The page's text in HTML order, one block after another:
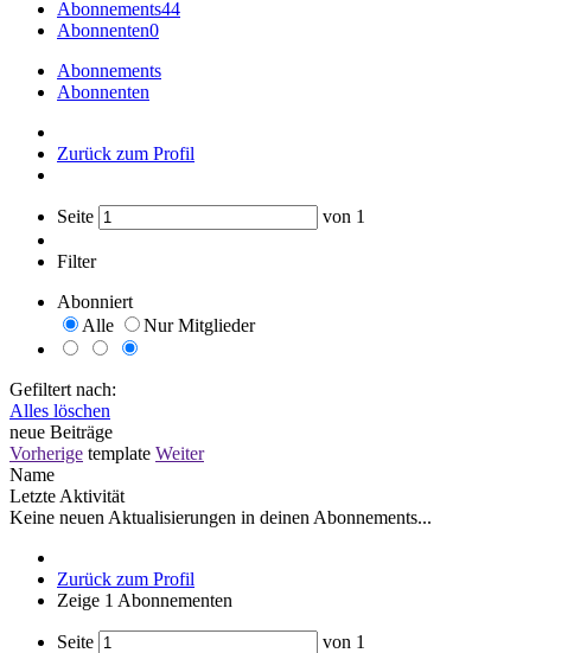
Abonnements44
Abonnenten0
Abonnements
Abonnenten
Zurück zum Profil
Seite von 1
Filter
Abonniert
Alle
Nur Mitglieder
Gefiltert nach:
Alles löschen
neue Beiträge
Vorherige template Weiter
Name
Letzte Aktivität
Keine neuen Aktualisierungen in deinen Abonnements...
Zurück zum Profil
Zeige 1 Abonnementen
Seite von 1